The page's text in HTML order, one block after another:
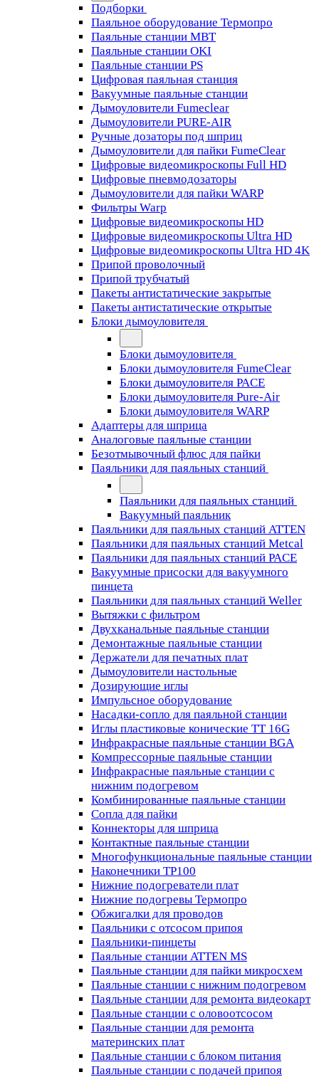
Подборки
Паяльное оборудование Термопро
Паяльные станции MBT
Паяльные станции OKI
Паяльные станции PS
Цифровая паяльная станция
Вакуумные паяльные станции
Дымоуловители Fumeclear
Дымоуловители PURE-AIR
Ручные дозаторы под шприц
Дымоуловители для пайки FumeClear
Цифровые видеомикроскопы Full HD
Цифровые пневмодозаторы
Дымоуловители для пайки WARP
Фильтры Warp
Цифровые видеомикроскопы HD
Цифровые видеомикроскопы Ultra HD
Цифровые видеомикроскопы Ultra HD 4K
Припой проволочный
Припой трубчатый
Пакеты антистатические закрытые
Пакеты антистатические открытые
Блоки дымоуловителя
Блоки дымоуловителя
Блоки дымоуловителя FumeClear
Блоки дымоуловителя PACE
Блоки дымоуловителя Pure-Air
Блоки дымоуловителя WARP
Адаптеры для шприца
Аналоговые паяльные станции
Безотмывочный флюс для пайки
Паяльники для паяльных станций
Паяльники для паяльных станций
Вакуумный паяльник
Паяльники для паяльных станций ATTEN
Паяльники для паяльных станций Metcal
Паяльники для паяльных станций PACE
Вакуумные присоски для вакуумного
пинцета
Паяльники для паяльных станций Weller
Вытяжки с фильтром
Двухканальные паяльные станции
Демонтажные паяльные станции
Держатели для печатных плат
Дымоуловители настольные
Дозирующие иглы
Импульсное оборудование
Насадки-сопло для паяльной станции
Иглы пластиковые конические TT 16G
Инфракрасные паяльные станции BGA
Компрессорные паяльные станции
Инфракрасные паяльные станции с
нижним подогревом
Комбинированные паяльные станции
Сопла для пайки
Коннекторы для шприца
Контактные паяльные станции
Многофункциональные паяльные станции
Наконечники TP100
Нижние подогреватели плат
Нижние подогревы Термопро
Обжигалки для проводов
Паяльники с отсосом припоя
Паяльники-пинцеты
Паяльные станции ATTEN MS
Паяльные станции для пайки микросхем
Паяльные станции с нижним подогревом
Паяльные станции для ремонта видеокарт
Паяльные станции с оловоотсосом
Паяльные станции для ремонта
материнских плат
Паяльные станции с блоком питания
Паяльные станции с подачей припоя